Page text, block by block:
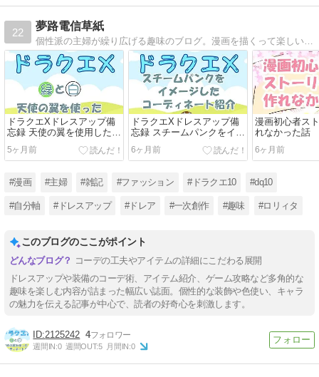
22
夢路電信草紙
ドラクエXドレスアップ備
忘録 天使の翼を使用したド
レア紹介
5ヶ月前
ドラクエXドレスアップ備
忘録 スチームパンクをイメ
ージしたドレア紹介
6ヶ月前
漫画初心者ス
れなかった話
6ヶ月前
#漫画 #主婦 #雑記 #ファッション #ドラクエ10 #dq10
#自分軸 #ドレスアップ #ドレア #一次創作 #趣味 #ロリィタ
このブログのここがポイント
コーデの工夫やアイテムの詳細にこだわる展開
ドレスアップや装備のコーデ術、アイテム紹介、ゲーム攻略など多角的な
趣味を楽しむ内容が詰まった幅広い誌面。個性的な装飾や色使い、キャラ
の魅力を伝える記事が中心で、読者の好奇心を刺激します。
2125242 4
週間IN:0 週間OUT:5 月間IN:0